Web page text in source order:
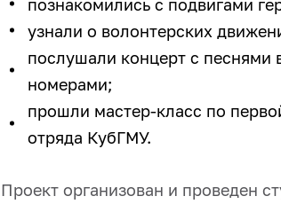
познакомились с подвигами
узнали о волонтерских
послушали концерт с песнями
номерами;
прошли мастер-класс по
отряда КубГМУ.
Проект организован и проведен